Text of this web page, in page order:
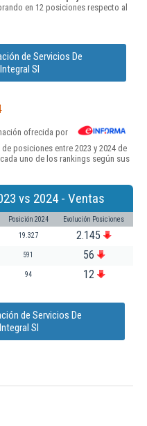
en 12 posiciones respecto al
de Servicios De
Sl
ofrecida por
posiciones entre 2023 y 2024 de
uno de los rankings según sus
vs 2024 - Ventas
Posición 2024 Evolución Posiciones
19.327 2.145
591 56
94 12
de Servicios De
Sl